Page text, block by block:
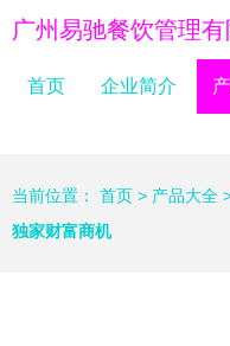
广州易驰餐饮管理有
首页 企业简介
当前位置： 首页 > 产品大全
独家财富商机